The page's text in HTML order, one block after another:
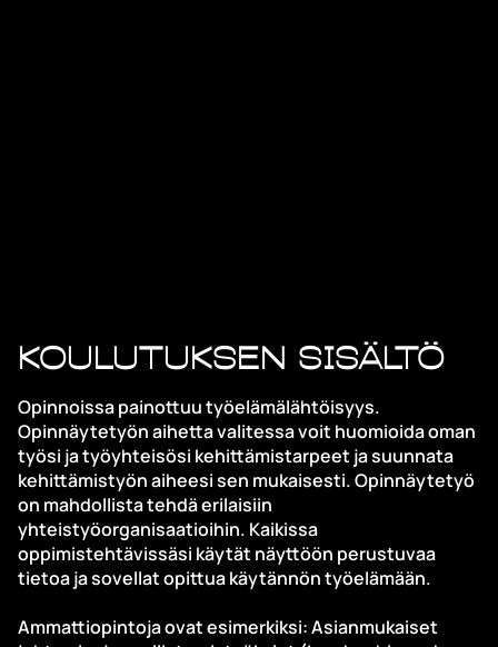
Koulutuksen sisältö
Opinnoissa painottuu työelämälähtöisyys.
Opinnäytetyön aihetta valitessa voit huomioida oman
työsi ja työyhteisösi kehittämistarpeet ja suunnata
kehittämistyön aiheesi sen mukaisesti. Opinnäytetyö
on mahdollista tehdä erilaisiin
yhteistyöorganisaatioihin. Kaikissa
oppimistehtävissäsi käytät näyttöön perustuvaa
tietoa ja sovellat opittua käytännön työelämään.
Ammattiopintoja ovat esimerkiksi: Asianmukaiset